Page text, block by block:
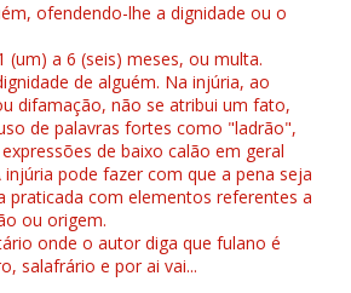
ofendendo-lhe a dignidade ou o
(um) a 6 (seis) meses, ou multa.
de alguém. Na injúria, ao
difamação, não se atribui um fato,
de palavras fortes como "ladrão",
de baixo calão em geral
pode fazer com que a pena seja
praticada com elementos referentes a
ou origem.
onde o autor diga que fulano é
salafrário e por ai vai...